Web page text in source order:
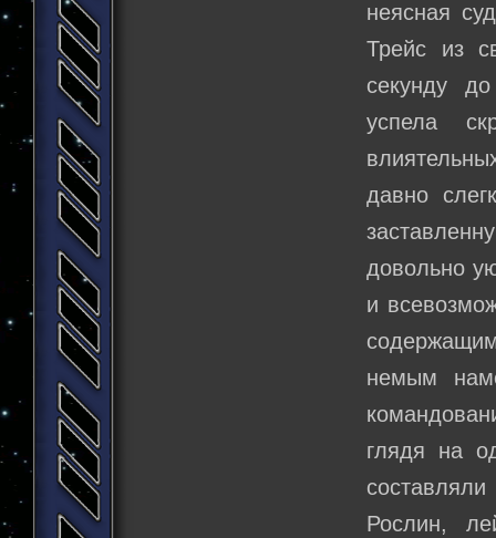
неясная
Трейс из
секунду
успела
давно
довольно
и
немым
глядя на
Рослин,